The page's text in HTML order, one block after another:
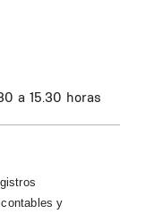
a 15.30 horas
y